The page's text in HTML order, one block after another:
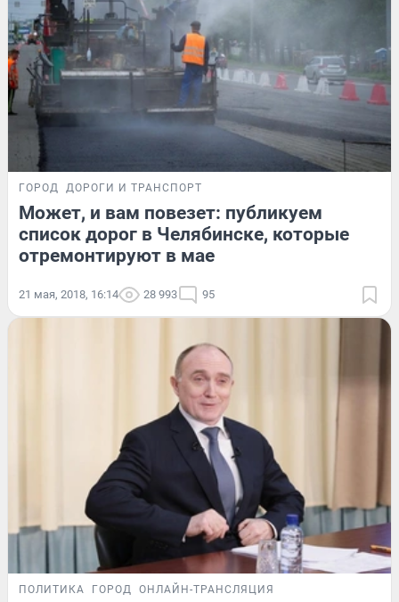
ГОРОД ДОРОГИ И ТРАНСПОРТ
Может, и вам повезет: публикуем
список дорог в Челябинске, которые
отремонтируют в мае
21 мая, 2018, 16:14 28 993 95
ПОЛИТИКА ГОРОД ОНЛАЙН-ТРАНСЛЯЦИЯ